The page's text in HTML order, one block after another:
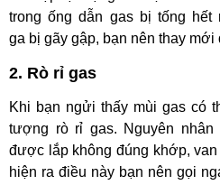
trong ống dẫn gas bị tống
ga bị gãy gập, bạn nên thay mới
2. Rò rỉ gas
Khi bạn ngửi thấy mùi gas có
tượng rò rỉ gas. Nguyên
được lắp không đúng khớp,
hiện ra điều này bạn nên gọi